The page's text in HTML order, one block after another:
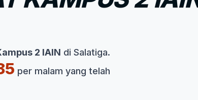
2 IAIN di Salatiga.
per malam yang telah